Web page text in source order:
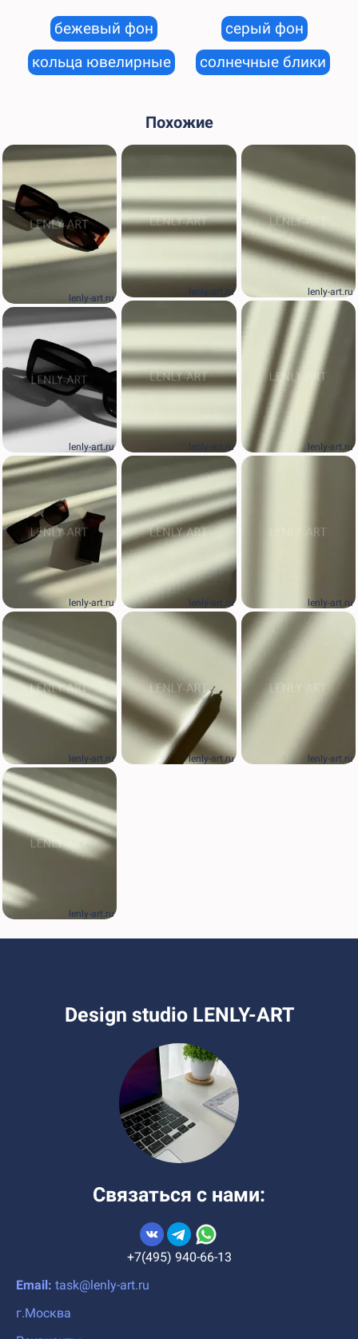
бежевый фон
серый фон
кольца ювелирные
солнечные блики
Похожие
lenly-art.ru
lenly-art.ru
lenly-art.ru
lenly-art.ru
lenly-art.ru
lenly-art.ru
lenly-art.ru
lenly-art.ru
lenly-art.ru
lenly-art.ru
lenly-art.ru
lenly-art.ru
lenly-art.ru
Design studio LENLY-ART
Связаться с нами:
+7(495) 940-66-13
Email: task@lenly-art.ru
г.Москва